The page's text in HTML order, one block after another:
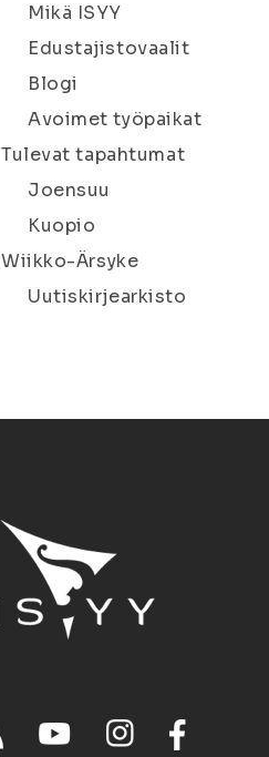
Mikä ISYY
Edustajistovaalit
Blogi
Avoimet työpaikat
Tulevat tapahtumat
Joensuu
Kuopio
Wiikko-Ärsyke
Uutiskirjearkisto